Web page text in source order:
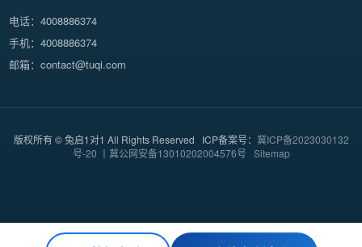
电话：4008886374
手机：4008886374
邮箱：contact@tuqi.com
版权所有 © 兔启1对1 All Rights Reserved ICP备案号： 冀ICP备2023030132
号-20 丨冀公网安备13010202004576号 Sitemap